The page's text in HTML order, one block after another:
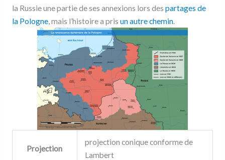
la Russie une partie de ses annexions lors des partages de
la Pologne, mais l’histoire a pris un autre chemin.
Projection
projection conique conforme de
Lambert